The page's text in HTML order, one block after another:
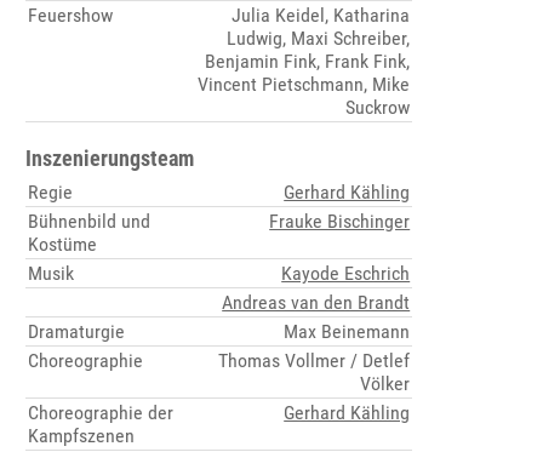
Feuershow
Julia Keidel, Katharina
Ludwig, Maxi Schreiber,
Benjamin Fink, Frank Fink,
Vincent Pietschmann, Mike
Suckrow
Inszenierungsteam
Regie
Gerhard Kähling
Bühnenbild und
Kostüme
Frauke Bischinger
Musik
Kayode Eschrich
Andreas van den Brandt
Dramaturgie
Max Beinemann
Choreographie
Thomas Vollmer / Detlef
Völker
Choreographie der
Kampfszenen
Gerhard Kähling